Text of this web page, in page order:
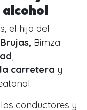
el hijo del
Bimza
,
carretera y
conductores y